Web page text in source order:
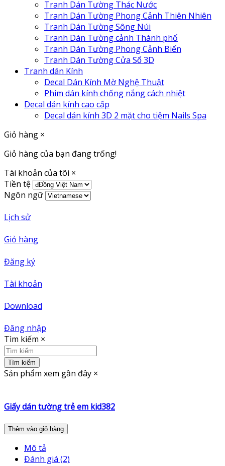
Tranh Dán Tường Thác Nước
Tranh Dán Tường Phong Cảnh Thiên Nhiên
Tranh Dán Tường Sông Núi
Tranh Dán Tường cảnh Thành phố
Tranh Dán Tường Phong Cảnh Biển
Tranh Dán Tường Cửa Sổ 3D
Tranh dán Kính
Decal Dán Kính Mờ Nghệ Thuật
Phim dán kính chống nắng cách nhiệt
Decal dán kính cao cấp
Decal dán kính 3D 2 mặt cho tiệm Nails Spa
Giỏ hàng ×
Giỏ hàng của bạn đang trống!
Tài khoản của tôi ×
Tiền tệ
Ngôn ngữ
Lịch sử
Giỏ hàng
Đăng ký
Tài khoản
Download
Đăng nhập
Tìm kiếm ×
Tìm kiếm
Sản phẩm xem gần đây ×
Giấy dán tường trẻ em kid382
Thêm vào giỏ hàng
Mô tả
Đánh giá (2)